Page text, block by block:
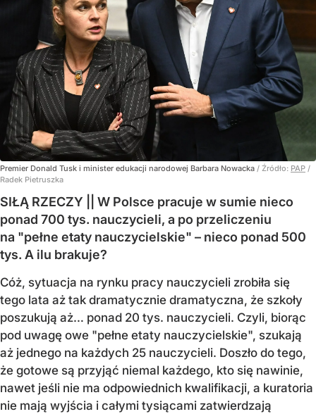
Premier Donald Tusk i minister edukacji narodowej Barbara Nowacka / Źródło: PAP /
Radek Pietruszka
SIŁĄ RZECZY || W Polsce pracuje w sumie nieco
ponad 700 tys. nauczycieli, a po przeliczeniu
na "pełne etaty nauczycielskie" – nieco ponad 500
tys. A ilu brakuje?
Cóż, sytuacja na rynku pracy nauczycieli zrobiła się
tego lata aż tak dramatycznie dramatyczna, że szkoły
poszukują aż… ponad 20 tys. nauczycieli. Czyli, biorąc
pod uwagę owe "pełne etaty nauczycielskie", szukają
aż jednego na każdych 25 nauczycieli. Doszło do tego,
że gotowe są przyjąć niemal każdego, kto się nawinie,
nawet jeśli nie ma odpowiednich kwalifikacji, a kuratoria
nie mają wyjścia i całymi tysiącami zatwierdzają